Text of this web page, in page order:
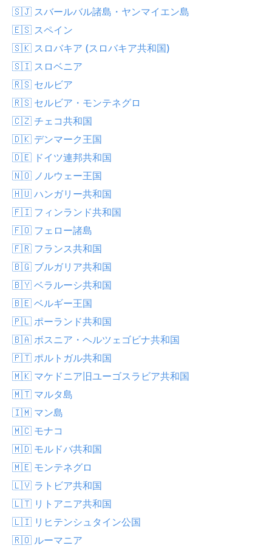
🇸🇯 スバールバル諸島・ヤンマイエン島
🇪🇸 スペイン
🇸🇰 スロバキア (スロバキア共和国)
🇸🇮 スロベニア
🇷🇸 セルビア
🇷🇸 セルビア・モンテネグロ
🇨🇿 チェコ共和国
🇩🇰 デンマーク王国
🇩🇪 ドイツ連邦共和国
🇳🇴 ノルウェー王国
🇭🇺 ハンガリー共和国
🇫🇮 フィンランド共和国
🇫🇴 フェロー諸島
🇫🇷 フランス共和国
🇧🇬 ブルガリア共和国
🇧🇾 ベラルーシ共和国
🇧🇪 ベルギー王国
🇵🇱 ポーランド共和国
🇧🇦 ボスニア・ヘルツェゴビナ共和国
🇵🇹 ポルトガル共和国
🇲🇰 マケドニア旧ユーゴスラビア共和国
🇲🇹 マルタ島
🇮🇲 マン島
🇲🇨 モナコ
🇲🇩 モルドバ共和国
🇲🇪 モンテネグロ
🇱🇻 ラトビア共和国
🇱🇹 リトアニア共和国
🇱🇮 リヒテンシュタイン公国
🇷🇴 ルーマニア